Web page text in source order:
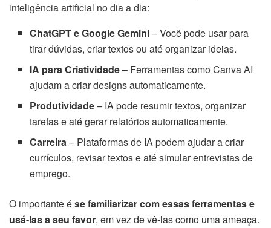
inteligência artificial no dia a dia:
ChatGPT e Google Gemini– Você pode usar para
tirar dúvidas, criar textos ou até organizar ideias.
IA para Criatividade– Ferramentas como Canva AI
ajudam a criar designs automaticamente.
Produtividade– IA pode resumir textos, organizar
tarefas e até gerar relatórios automaticamente.
Carreira– Plataformas de IA podem ajudar a criar
currículos, revisar textos e até simular entrevistas de
emprego.
O importante ése familiarizar com essas ferramentas e
usá-las a seu favor, em vez de vê-las como uma ameaça.